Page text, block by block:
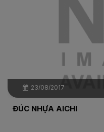
23/08/2017
ĐÚC NHỰA AICHI